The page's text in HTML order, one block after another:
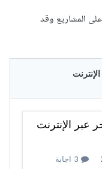
المشاريع وقد